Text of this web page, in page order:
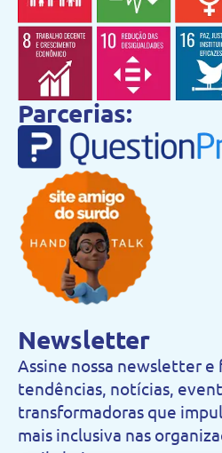
Parcerias:
Newsletter
Assine nossa newsletter
tendências, notícias,
transformadoras que
mais inclusiva nas